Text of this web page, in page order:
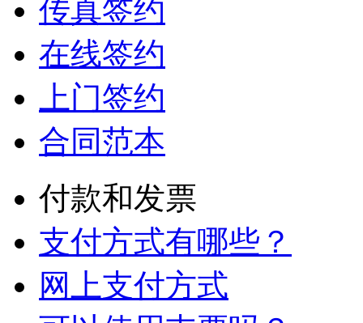
签署旅游合同
到店签约
传真签约
在线签约
上门签约
合同范本